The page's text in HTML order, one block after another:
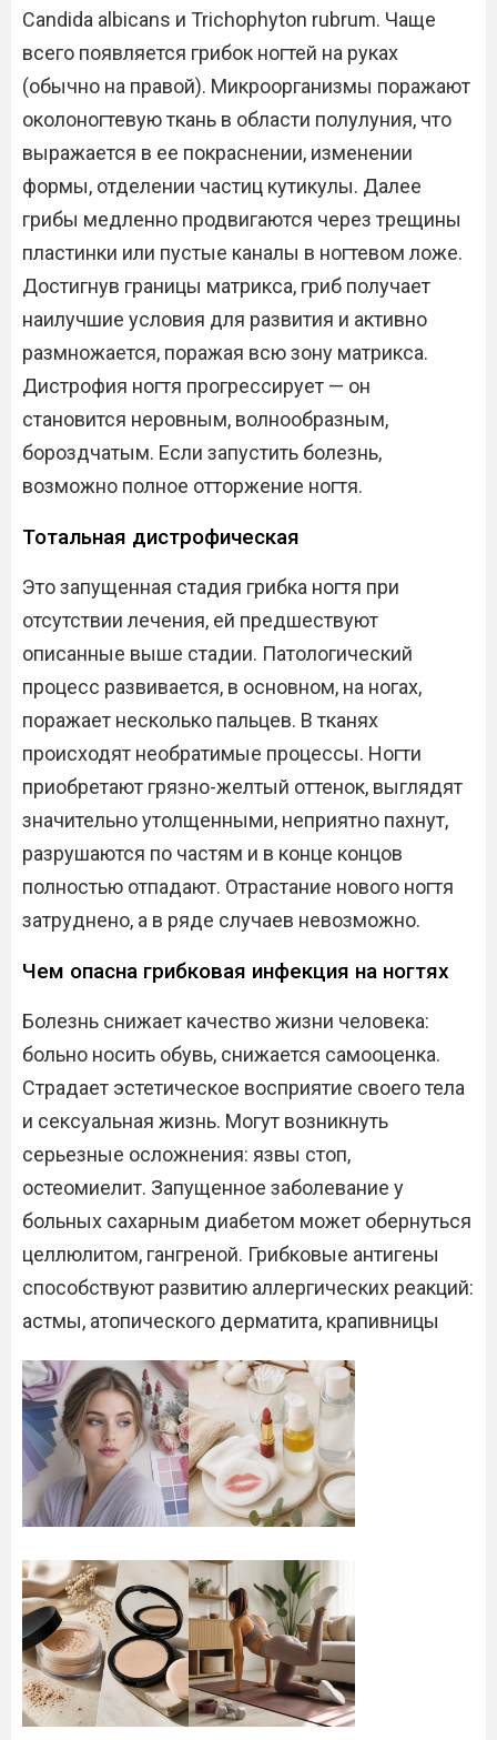
Candida albicans и Trichophyton rubrum. Чаще
всего появляется грибок ногтей на руках
(обычно на правой). Микроорганизмы поражают
околоногтевую ткань в области полулуния, что
выражается в ее покраснении, изменении
формы, отделении частиц кутикулы. Далее
грибы медленно продвигаются через трещины
пластинки или пустые каналы в ногтевом ложе.
Достигнув границы матрикса, гриб получает
наилучшие условия для развития и активно
размножается, поражая всю зону матрикса.
Дистрофия ногтя прогрессирует — он
становится неровным, волнообразным,
бороздчатым. Если запустить болезнь,
возможно полное отторжение ногтя.
Тотальная дистрофическая
Это запущенная стадия грибка ногтя при
отсутствии лечения, ей предшествуют
описанные выше стадии. Патологический
процесс развивается, в основном, на ногах,
поражает несколько пальцев. В тканях
происходят необратимые процессы. Ногти
приобретают грязно-желтый оттенок, выглядят
значительно утолщенными, неприятно пахнут,
разрушаются по частям и в конце концов
полностью отпадают. Отрастание нового ногтя
затруднено, а в ряде случаев невозможно.
Чем опасна грибковая инфекция на ногтях
Болезнь снижает качество жизни человека:
больно носить обувь, снижается самооценка.
Страдает эстетическое восприятие своего тела
и сексуальная жизнь. Могут возникнуть
серьезные осложнения: язвы стоп,
остеомиелит. Запущенное заболевание у
больных сахарным диабетом может обернуться
целлюлитом, гангреной. Грибковые антигены
способствуют развитию аллергических реакций:
астмы, атопического дерматита, крапивницы